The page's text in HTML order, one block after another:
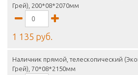
Грей), 200*08*2070мм
1 135 руб.
Наличник прямой, телескопический
Грей), 70*08*2150мм